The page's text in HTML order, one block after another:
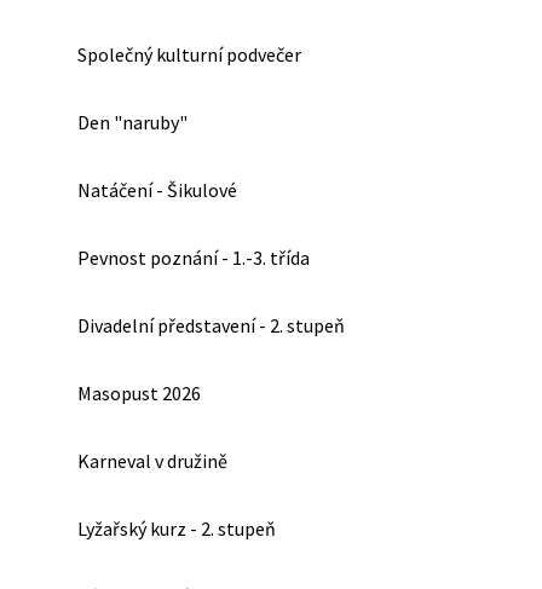
Společný kulturní podvečer
Den "naruby"
Natáčení - Šikulové
Pevnost poznání - 1.-3. třída
Divadelní představení - 2. stupeň
Masopust 2026
Karneval v družině
Lyžařský kurz - 2. stupeň